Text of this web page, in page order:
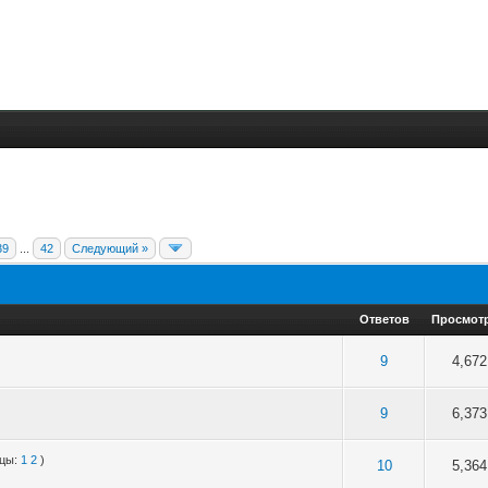
42 Следующий »
Ответов
9 4,672
9 6,373
1 2 )
10 5,364
среднем
45